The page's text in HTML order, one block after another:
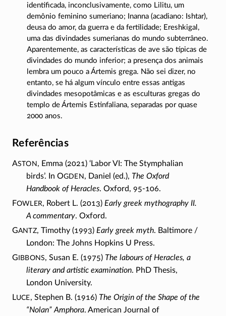
identificada, inconclusivamente, como Lilitu, um
demônio feminino sumeriano; Inanna (acadiano: Ishtar),
deusa do amor, da guerra e da fertilidade; Ereshkigal,
uma das divindades sumerianas do mundo subterrâneo.
Aparentemente, as características de ave são típicas de
divindades do mundo inferior; a presença dos animais
lembra um pouco a Ártemis grega. Não sei dizer, no
entanto, se há algum vínculo entre essas antigas
divindades mesopotâmicas e as esculturas gregas do
templo de Ártemis Estinfaliana, separadas por quase
2000 anos.
Referências
Aston, Emma (2021) ‘Labor VI: The Stymphalian
birds’. In Ogden, Daniel (ed.), The Oxford
Handbook of Heracles. Oxford, 95-106.
Fowler, Robert L. (2013) Early greek mythography II.
A commentary. Oxford.
Gantz, Timothy (1993) Early greek myth. Baltimore /
London: The Johns Hopkins U Press.
Gibbons, Susan E. (1975) The labours of Heracles, a
literary and artistic examination. PhD Thesis,
London University.
Luce, Stephen B. (1916) The Origin of the Shape of the
“Nolan” Amphora. American Journal of